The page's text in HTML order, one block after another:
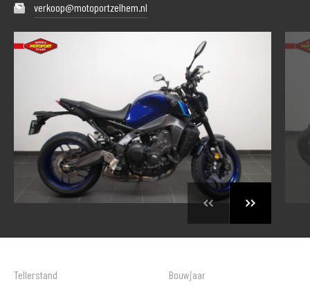
verkoop@motoportzelhem.nl
Tellerstand
Bouwjaar